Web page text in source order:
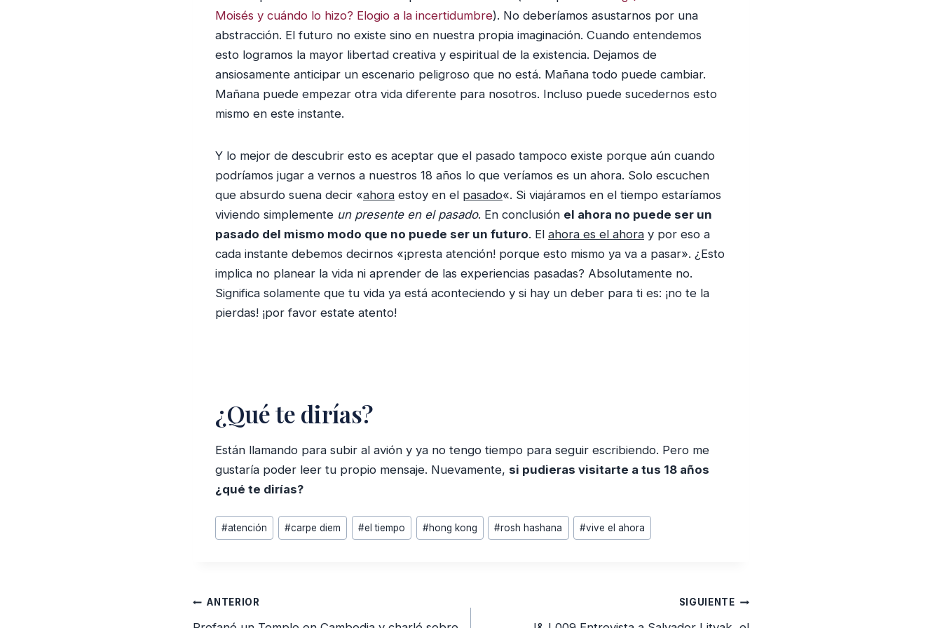
Moisés y cuándo lo hizo? Elogio a la incertidumbre). No deberíamos asustarnos por una
abstracción. El futuro no existe sino en nuestra propia imaginación. Cuando entendemos
esto logramos la mayor libertad creativa y espiritual de la existencia. Dejamos de
ansiosamente anticipar un escenario peligroso que no está. Mañana todo puede cambiar.
Mañana puede empezar otra vida diferente para nosotros. Incluso puede sucedernos esto
mismo en este instante.
Y lo mejor de descubrir esto es aceptar que el pasado tampoco existe porque aún cuando
podríamos jugar a vernos a nuestros 18 años lo que veríamos es un ahora. Solo escuchen
que absurdo suena decir «ahora estoy en el pasado«. Si viajáramos en el tiempo estaríamos
viviendo simplemente un presente en el pasado. En conclusión el ahora no puede ser un
pasado del mismo modo que no puede ser un futuro. El ahora es el ahora y por eso a
cada instante debemos decirnos «¡presta atención! porque esto mismo ya va a pasar». ¿Esto
implica no planear la vida ni aprender de las experiencias pasadas? Absolutamente no.
Significa solamente que tu vida ya está aconteciendo y si hay un deber para ti es: ¡no te la
pierdas! ¡por favor estate atento!
¿Qué te dirías?
Están llamando para subir al avión y ya no tengo tiempo para seguir escribiendo. Pero me
gustaría poder leer tu propio mensaje. Nuevamente, si pudieras visitarte a tus 18 años
¿qué te dirías?
Etiquetas
de
#atención #carpe diem #el tiempo #hong kong #rosh hashana #vive el ahora
Navegación
ANTERIOR SIGUIENTE